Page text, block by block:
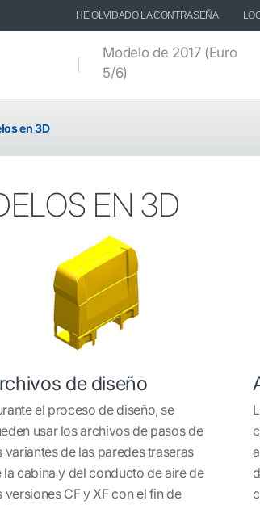
HE OLVIDADO LA CONTRASEÑA
Modelo de 2017 (Euro
5/6)
en 3D
EN 3D
de diseño
el proceso de diseño, se
usar los archivos de pasos de
variantes de las paredes traseras
la cabina y del conducto de aire de
versiones CF y XF con el fin de